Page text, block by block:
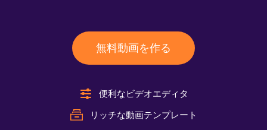
無料動画を作る
便利なビデオエディタ
リッチな動画テンプレート